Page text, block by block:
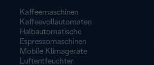
Kaffeemaschinen
Kaffeevollautomaten
Halbautomatische
Espressomaschinen
Mobile Klimageräte
Luftentfeuchter